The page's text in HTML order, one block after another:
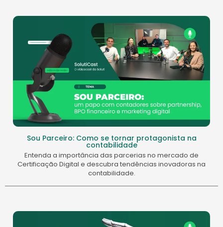
Sou Parceiro: Como se tornar protagonista na
contabilidade
Entenda a importância das parcerias no mercado de
Certificação Digital e descubra tendências inovadoras na
contabilidade.